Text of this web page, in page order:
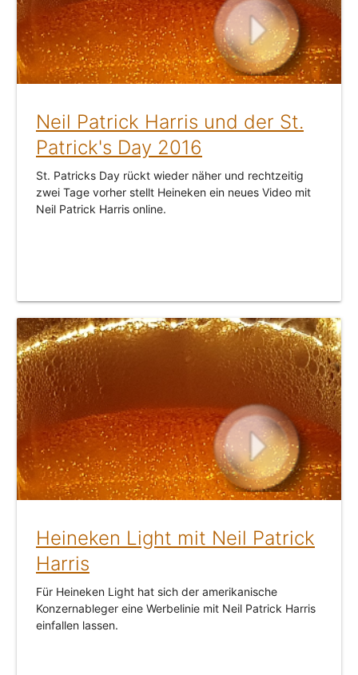
Neil Patrick Harris und der St.
Patrick's Day 2016
St. Patricks Day rückt wieder näher und rechtzeitig
zwei Tage vorher stellt Heineken ein neues Video mit
Neil Patrick Harris online.
Heineken Light mit Neil Patrick
Harris
Für Heineken Light hat sich der amerikanische
Konzernableger eine Werbelinie mit Neil Patrick Harris
einfallen lassen.